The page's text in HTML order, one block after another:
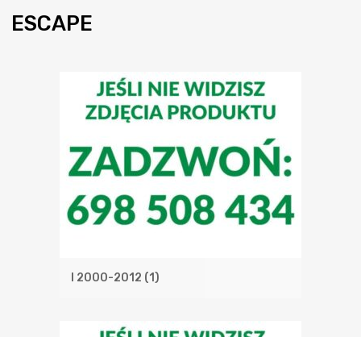
ESCAPE
I 2000-2012 (1)